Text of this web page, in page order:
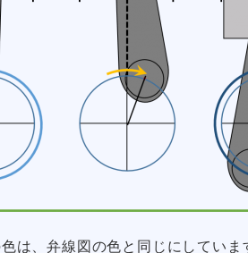
は、弁線図の色と同じにしていま